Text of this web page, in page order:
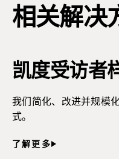
相关解决
凯度受访者
我们简化、改进并规模
式。
了解更多